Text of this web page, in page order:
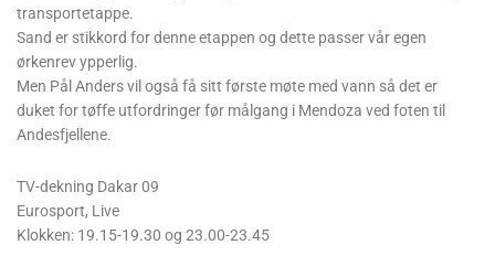
transportetappe.
Sand er stikkord for denne etappen og dette passer vår egen
ørkenrev ypperlig.
Men Pål Anders vil også få sitt første møte med vann så det er
duket for tøffe utfordringer før målgang i Mendoza ved foten til
Andesfjellene.
TV-dekning Dakar 09
Eurosport, Live
Klokken: 19.15-19.30 og 23.00-23.45